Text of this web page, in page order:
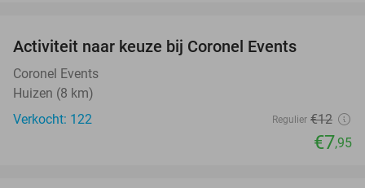
Activiteit naar keuze bij Coronel Events
Coronel Events
Huizen (8 km)
Verkocht: 122
Regulier €12
€7,95